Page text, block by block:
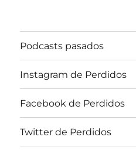
Radio
Univ.de.Chile
22:00hrs.
Podcasts pasados
Instagram de Perdidos
Facebook de Perdidos
Twitter de Perdidos